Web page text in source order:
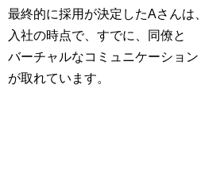
最終的に採用が決定したAさんは、
入社の時点で、すでに、同僚と
バーチャルなコミュニケーション
が取れています。